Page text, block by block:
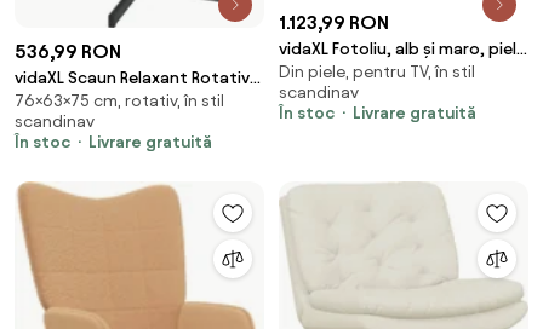
536,99 RON
vidaXL Scaun Relaxant Rotativ
Roșu Vin 63 x 75 x 76 cm
Catifea
76×63×75 cm, rotativ, în stil
scandinav
În stoc
Livrare gratuită
1.123,99 RON
vidaXL Fotoliu, alb și maro, piele
naturală de capră
Din piele, pentru TV, în stil
scandinav
În stoc
Livrare gratuită